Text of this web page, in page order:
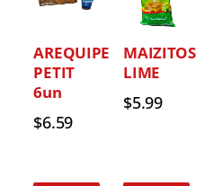
AREQUIPE
PETIT
6un
$6.59
MAIZITOS
LIME
$5.99